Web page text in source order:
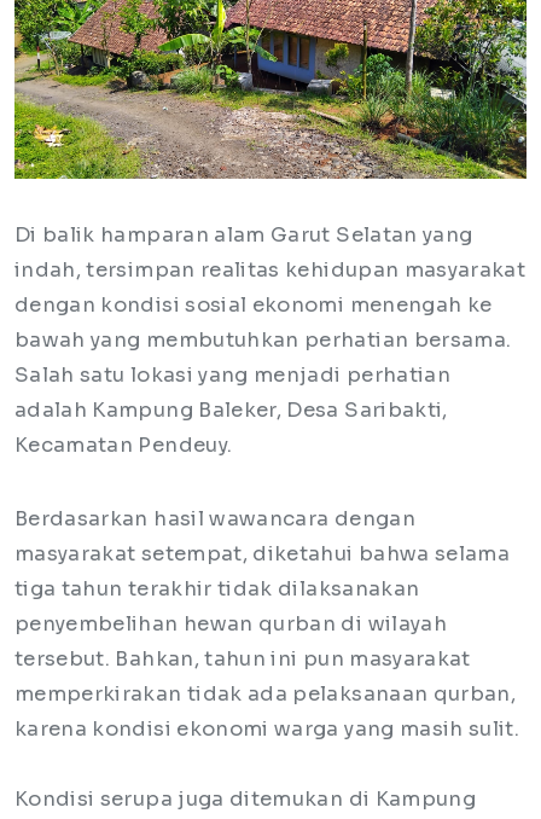
Di balik hamparan alam Garut Selatan yang
indah, tersimpan realitas kehidupan masyarakat
dengan kondisi sosial ekonomi menengah ke
bawah yang membutuhkan perhatian bersama.
Salah satu lokasi yang menjadi perhatian
adalah Kampung Baleker, Desa Saribakti,
Kecamatan Pendeuy.
Berdasarkan hasil wawancara dengan
masyarakat setempat, diketahui bahwa selama
tiga tahun terakhir tidak dilaksanakan
penyembelihan hewan qurban di wilayah
tersebut. Bahkan, tahun ini pun masyarakat
memperkirakan tidak ada pelaksanaan qurban,
karena kondisi ekonomi warga yang masih sulit.
Kondisi serupa juga ditemukan di Kampung